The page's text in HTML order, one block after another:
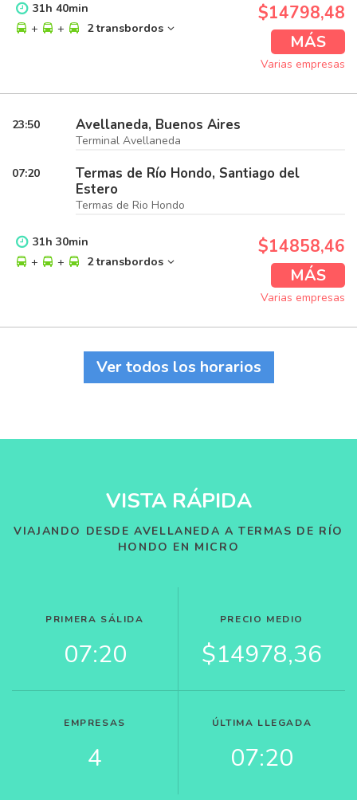
31h 40min
+
+ 2 transbordos
$14798,48
MÁS
Varias empresas
23:50 Avellaneda, Buenos Aires
Terminal Avellaneda
07:20
Termas de Río Hondo, Santiago del
Estero
Termas de Rio Hondo
31h 30min
+
+ 2 transbordos
$14858,46
MÁS
Varias empresas
Ver todos los horarios
VISTA RÁPIDA
VIAJANDO DESDE AVELLANEDA A TERMAS DE RÍO
HONDO EN MICRO
PRIMERA SÁLIDA
07:20
PRECIO MEDIO
$14978,36
EMPRESAS
4
ÚLTIMA LLEGADA
07:20